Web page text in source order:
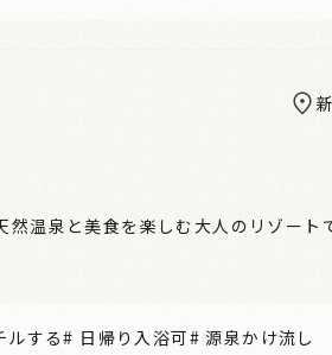
然温泉と美食を楽しむ大人のリゾート
ルする# 日帰り入浴可#源泉かけ流し